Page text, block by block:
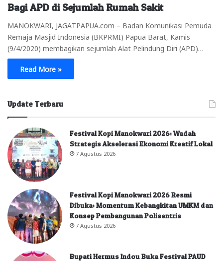
Bagi APD di Sejumlah Rumah Sakit
MANOKWARI, JAGATPAPUA.com – Badan Komunikasi Pemuda
Remaja Masjid Indonesia (BKPRMI) Papua Barat, Kamis
(9/4/2020) membagikan sejumlah Alat Pelindung Diri (APD)…
Read More »
Update Terbaru
Festival Kopi Manokwari 2026: Wadah
Strategis Akselerasi Ekonomi Kreatif Lokal
7 Agustus 2026
Festival Kopi Manokwari 2026 Resmi
Dibuka: Momentum Kebangkitan UMKM dan
Konsep Pembangunan Polisentris
7 Agustus 2026
Bupati Hermus Indou Buka Festival PAUD